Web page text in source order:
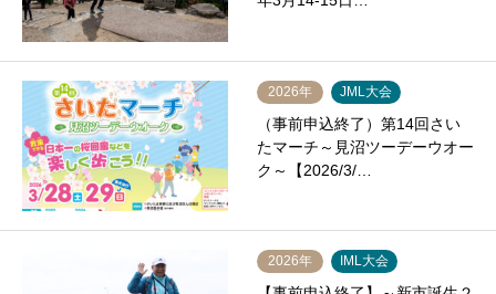
2026年 JML大会
（事前申込終了）第14回さい
たマーチ～見沼ツーデーウオー
ク～【2026/3/…
2026年 IML大会